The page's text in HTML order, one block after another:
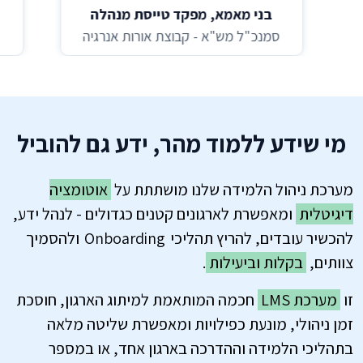
בני מאמא, מפקד טייסת מנהלה
סמנכ"ל מש"א - קבוצת אורות אנרגיה
מי שידע ללמוד מהר, ידע גם להוביל
מערכת ניהול הלמידה שלנו מושתתת על אוטומציה
דיגיטלית ומאפשרת לארגונים קטנים כגדולים - לנהל ידע,
להכשיר עובדים, להריץ תהליכי Onboarding ולהסמיך
צוותים, בקלות וביעילות .
זו מערכת LMS
חכמה המותאמת למיתוג הארגון, חוסכת
זמן ניהולי, מונעת כפילויות ומאפשרת שליטה מלאה
בתהליכי הלמידה וההדרכה בארגון אחד, או במספר